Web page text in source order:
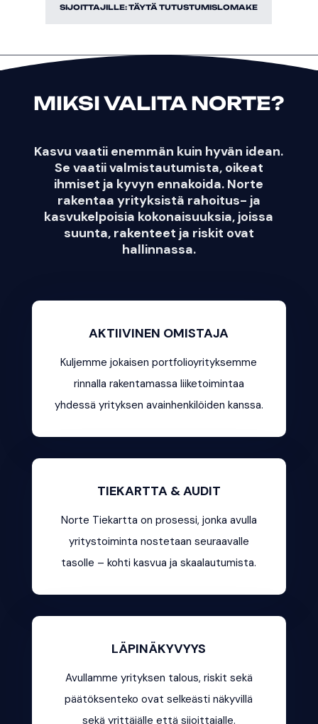
SIJOITTAJILLE: TÄYTÄ TUTUSTUMISLOMAKE
MIKSI VALITA NORTE?
Kasvu vaatii enemmän kuin hyvän idean.
Se vaatii valmistautumista, oikeat
ihmiset ja kyvyn ennakoida. Norte
rakentaa yrityksistä rahoitus- ja
kasvukelpoisia kokonaisuuksia, joissa
suunta, rakenteet ja riskit ovat
hallinnassa.
AKTIIVINEN OMISTAJA
Kuljemme jokaisen portfolioyrityksemme
rinnalla rakentamassa liiketoimintaa
yhdessä yrityksen avainhenkilöiden kanssa.
TIEKARTTA & AUDIT
Norte Tiekartta on prosessi, jonka avulla
yritystoiminta nostetaan seuraavalle
tasolle – kohti kasvua ja skaalautumista.
LÄPINÄKYVYYS
Avullamme yrityksen talous, riskit sekä
päätöksenteko ovat selkeästi näkyvillä
sekä yrittäjälle että sijoittajalle.